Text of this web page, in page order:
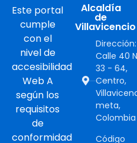
Este portal
cumple
con el
nivel de
accesibilidad
Web A
según los
requisitos
de
conformidad
Alcaldía
de
Villavicencio
Dirección:
Calle 40
33 - 64,
Centro,
meta,
Colombia
Código